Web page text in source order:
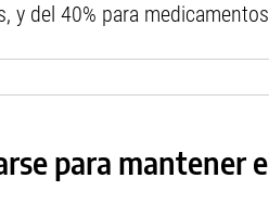
y del 40% para
para mantener